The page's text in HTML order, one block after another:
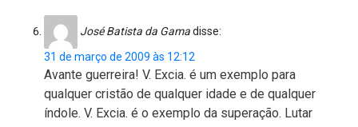
José Batista da Gamadisse:
31 de março de 2009 às 12:12
Avante guerreira! V. Excia. é um exemplo para
qualquer cristão de qualquer idade e de qualquer
índole. V. Excia. é o exemplo da superação. Lutar